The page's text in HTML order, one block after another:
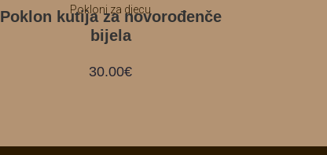
Pokloni za djecu
Poklon kutija za novorođenče
bijela
30.00€